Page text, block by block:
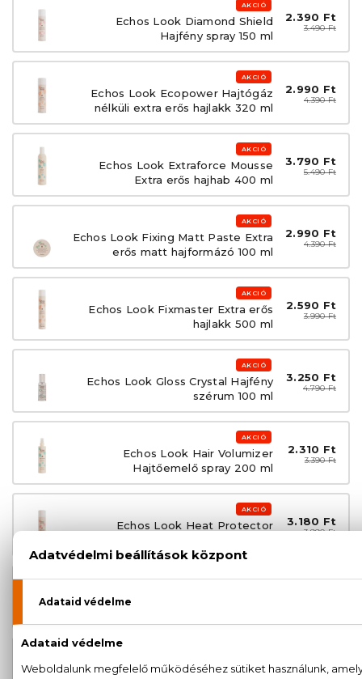
AKCIÓ
Echos Look Diamond Shield
Hajfény spray 150 ml
2.390 Ft
3.490 Ft
AKCIÓ
Echos Look Ecopower Hajtógáz
nélküli extra erős hajlakk 320 ml
2.990 Ft
4.390 Ft
AKCIÓ
Echos Look Extraforce Mousse
Extra erős hajhab 400 ml
3.790 Ft
5.490 Ft
AKCIÓ
Echos Look Fixing Matt Paste Extra
erős matt hajformázó 100 ml
2.990 Ft
4.390 Ft
AKCIÓ
Echos Look Fixmaster Extra erős
hajlakk 500 ml
2.590 Ft
3.990 Ft
AKCIÓ
Echos Look Gloss Crystal Hajfény
szérum 100 ml
3.250 Ft
4.790 Ft
AKCIÓ
Echos Look Hair Volumizer
Hajtőemelő spray 200 ml
2.310 Ft
3.390 Ft
AKCIÓ
Echos Look Heat Protector
3.180 Ft
3.990 Ft
AKCIÓ
Echos Look Matt Look Matt
Echos Look Sea Salt Spray Tengeri
2.670 Ft
3.890 Ft